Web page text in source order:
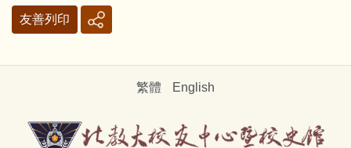
友善列印
繁體 English